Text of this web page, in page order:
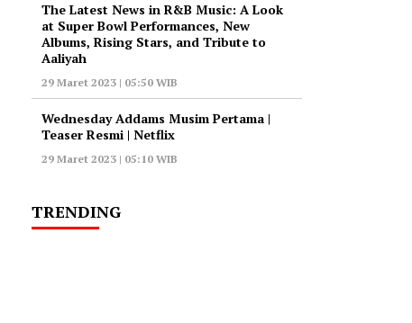
The Latest News in R&B Music: A Look
at Super Bowl Performances, New
Albums, Rising Stars, and Tribute to
Aaliyah
29 Maret 2023 | 05:50 WIB
Wednesday Addams Musim Pertama |
Teaser Resmi | Netflix
29 Maret 2023 | 05:10 WIB
TRENDING